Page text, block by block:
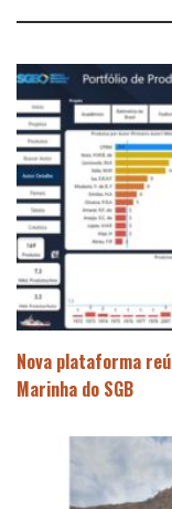
Nova plataforma
Marinha do SGB